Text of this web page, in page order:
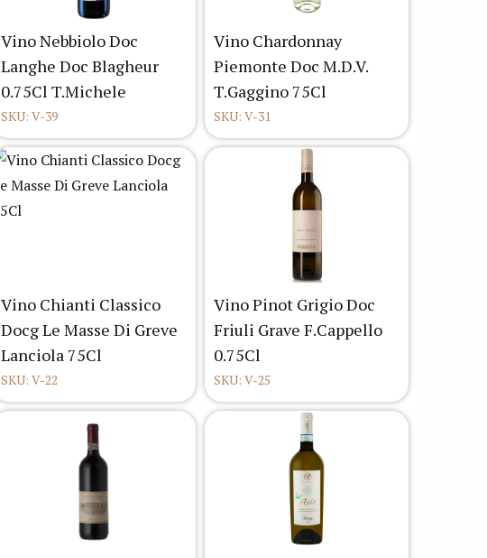
Vino Nebbiolo Doc
Langhe Doc Blagheur
0.75Cl T.Michele
SKU: V-39
Vino Chardonnay
Piemonte Doc M.D.V.
T.Gaggino 75Cl
SKU: V-31
Vino Chianti Classico
Docg Le Masse Di Greve
Lanciola 75Cl
SKU: V-22
Vino Pinot Grigio Doc
Friuli Grave F.Cappello
0.75Cl
SKU: V-25